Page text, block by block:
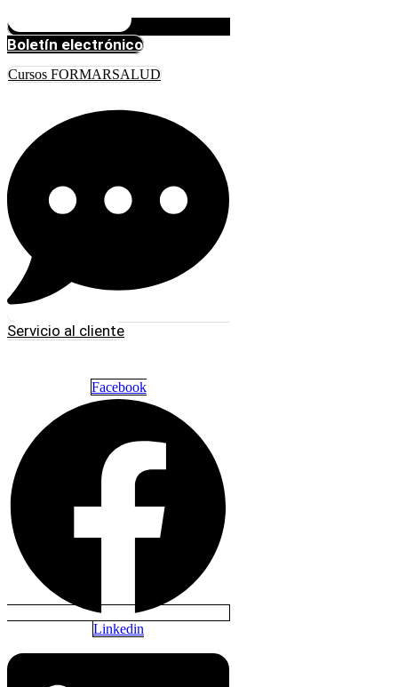
Boletín electrónico
Cursos FORMARSALUD
Servicio al cliente
Facebook
Linkedin